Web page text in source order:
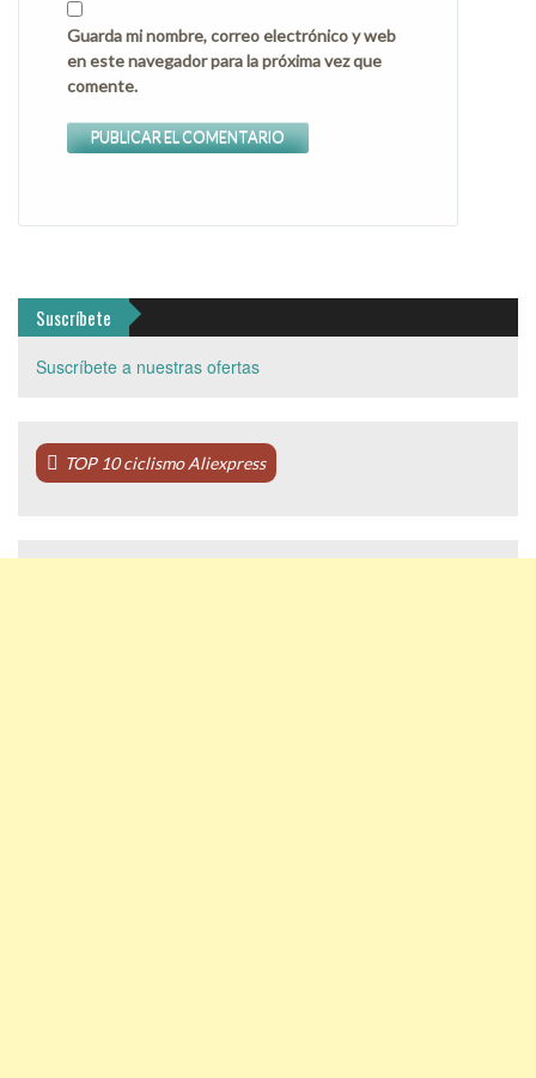
Guarda mi nombre, correo electrónico y web
en este navegador para la próxima vez que
comente.
Suscríbete
Suscríbete a nuestras ofertas
TOP 10 ciclismo Aliexpress